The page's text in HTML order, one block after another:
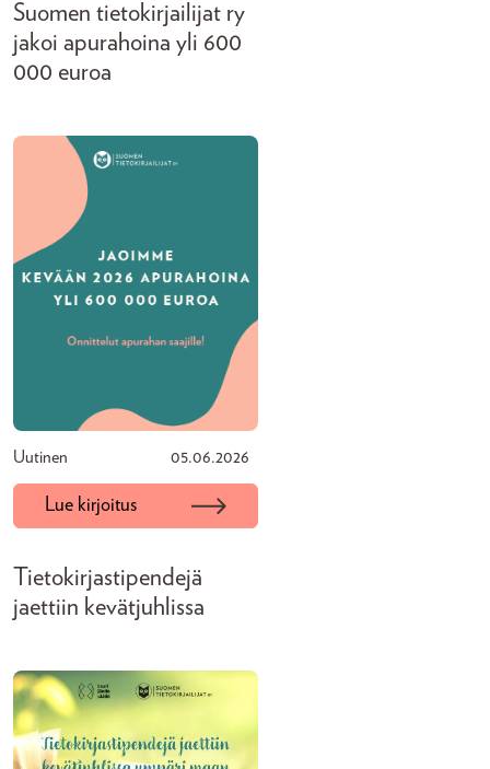
Suomen tietokirjailijat ry
jakoi apurahoina yli 600
000 euroa
Uutinen 05.06.2026
Lue kirjoitus
Tietokirjastipendejä
jaettiin kevätjuhlissa